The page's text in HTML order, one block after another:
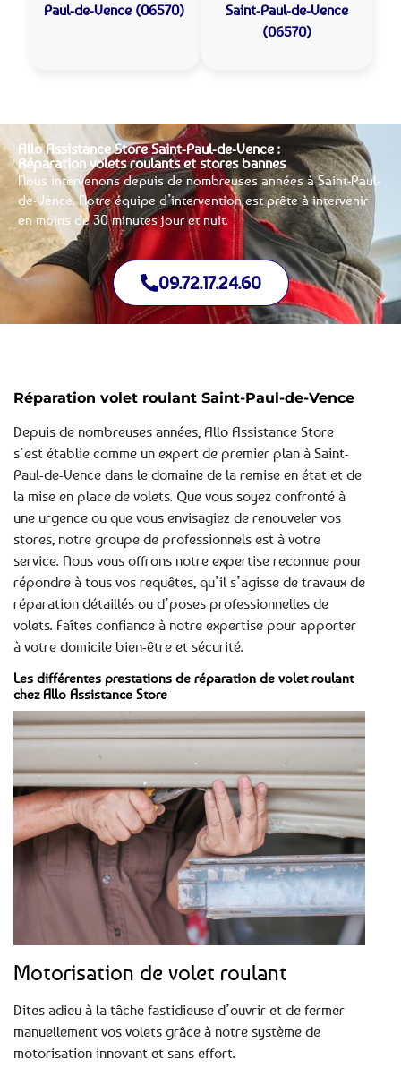
Paul-de-Vence (06570)
Saint-Paul-de-Vence
(06570)
Allo Assistance Store Saint-Paul-de-Vence :
Réparation volets roulants et stores bannes
Nous intervenons depuis de nombreuses années à Saint-Paul-
de-Vence. Notre équipe d’intervention est prête à intervenir
en moins de 30 minutes jour et nuit.
09.72.17.24.60
Réparation volet roulant Saint-Paul-de-Vence
Depuis de nombreuses années, Allo Assistance Store
s’est établie comme un expert de premier plan à Saint-
Paul-de-Vence dans le domaine de la remise en état et de
la mise en place de volets. Que vous soyez confronté à
une urgence ou que vous envisagiez de renouveler vos
stores, notre groupe de professionnels est à votre
service. Nous vous offrons notre expertise reconnue pour
répondre à tous vos requêtes, qu’il s’agisse de travaux de
réparation détaillés ou d’poses professionnelles de
volets. Faîtes confiance à notre expertise pour apporter
à votre domicile bien-être et sécurité.
Les différentes prestations de réparation de volet roulant
chez Allo Assistance Store
Motorisation de volet roulant
Dites adieu à la tâche fastidieuse d’ouvrir et de fermer
manuellement vos volets grâce à notre système de
motorisation innovant et sans effort.